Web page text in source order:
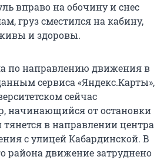
вправо на обочину и снес
груз сместился на кабину,
и здоровы.
по направлению движения в
сервиса «Яндекс.Карты»,
сейчас
начинающийся от остановки
в направлении центра
с улицей Кабардинской. В
района движение затруднено